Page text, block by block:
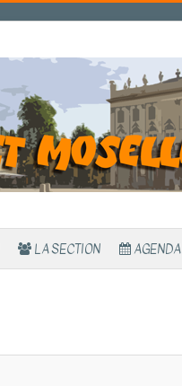
LA SECTION AGENDA